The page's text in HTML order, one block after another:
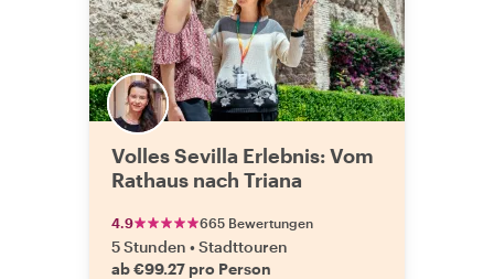
Volles Sevilla Erlebnis: Vom
Rathaus nach Triana
4.9 665 Bewertungen
5 Stunden •Stadttouren
ab €99.27 pro Person